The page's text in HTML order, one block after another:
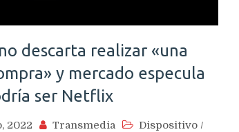
descarta realizar «una
y mercado especula
ser Netflix
2022 Transmedia Dispositivo /